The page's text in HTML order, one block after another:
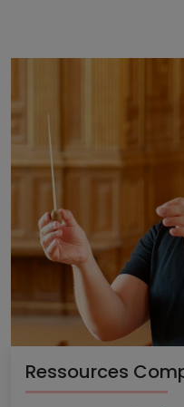
Ressources